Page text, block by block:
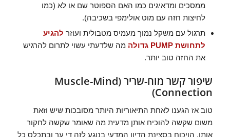
ממסכים ומדאיגים כמו האם הספוטר שם או לא (כמו
לחיצות חזה עם מוט אולימפי בשכיבה).
תרגול עם משקל נמוך מעמיס מטבולית ועוזר להגיע
לתחושת PUMP גדולה
מה שלדעתי עשוי לתרום להרגיש
את החזה טוב יותר.
שיפור קשר מוח-שריר (Muscle-Mind
Connection)
טוב אז הגענו לאחת התיאוריות היותר מסובכות שיש וזאת
משום שקשה להוכיח אותן מדעית מה שאומר שקשה לחקור
אותן. הויכוח בסצינת הדיון המדעי בנוגע לזה די ער ובתכלס כל